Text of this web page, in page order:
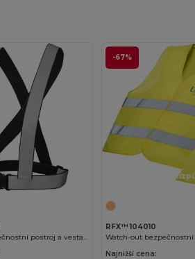
Reflexní bezpečnostní postroj a vesta Desiree
-67%
RFX™ 104010
Najnižší cena: